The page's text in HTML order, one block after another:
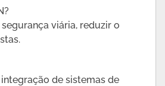
viária, reduzir o
de sistemas de